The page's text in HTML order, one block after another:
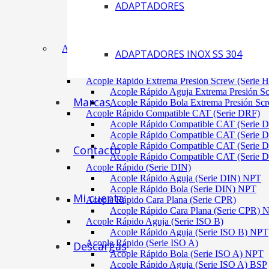
ADAPTADORES
ADAPTADORES INOX SS 304
Marcas
Contacto
Mi cuenta
Descargas
Acoplamiento Tipo Neumático Fenaflex (TYRE)
ACÓPLES RÁPIDOS
Acople Rápido Aguja Extrema Presión (Serie
Acople Rápido Extrema Presión Screw (Serie
Acople Rápido Aguja Extrema Presión
Acople Rápido Bola Extrema Presión
Acople Rápido Compatible CAT (Serie DRF)
Acople Rápido Compatible CAT (Serie
Acople Rápido Compatible CAT (Serie
Acople Rápido Compatible CAT (Serie
Acople Rápido Compatible CAT (Serie
Acople Rápido (Serie DIN)
Acople Rápido Aguja (Serie DIN) NPT
Acople Rápido Bola (Serie DIN) NPT
Acople Rápido Cara Plana (Serie CPR)
Acople Rápido Cara Plana (Serie CPR)
Acople Rápido Aguja (Serie ISO B)
Acople Rápido Aguja (Serie ISO B) NPT
Acople Rápido (Serie ISO A)
Acople Rápido Bola (Serie ISO A) NPT
Acople Rápido Aguja (Serie ISO A) BSP